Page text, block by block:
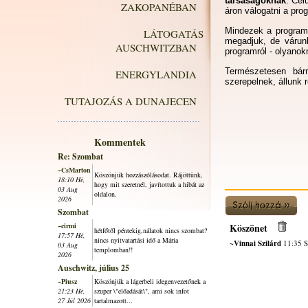
ZAKOPANÉBAN
LÁTOGATÁS
AUSCHWITZBAN
ENERGYLANDIA
TUTAJOZÁS A DUNAJECEN
Kommentek
Re: Szombat
~CsMarton
18:10 Hé,
03 Aug
2026
Köszönjük hozzászólásodat. Rájöttünk,
hogy mit szeretnél, javítottuk a hibát az
oldalon.
Szombat
~cirmi
17:57 Hé,
03 Aug
2026
hétfőtől péntekig,nálatok nincs szombat?
nincs nyitvatartási idő a Mária
templomban!!
Auschwitz, július 25
~Piusz
21:23 Hé,
27 Júl 2026
Köszönjük a lágerbeli idegenvezetőnek a
szuper \"előadását\", ami sok infot
tartalmazott...
áron válogatni a
Mindezek a
megadjuk, de
programról -
Természetesen
szerepelnek, állunk
Köszönet
~Vinnai Szilárd11:35